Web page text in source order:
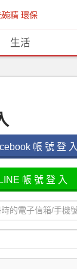
碗精 環保
生活
帳 號 登 入
LINE 帳 號 登 入